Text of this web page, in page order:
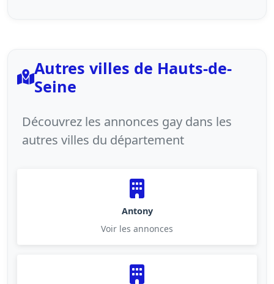
Autres villes de Hauts-de-
Seine
Découvrez les annonces gay dans les
autres villes du département
Antony
Voir les annonces